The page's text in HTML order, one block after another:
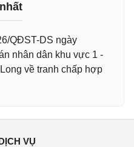
QĐST-DS ngày
nhân dân khu vực 1 -
về tranh chấp hợp
VỤ